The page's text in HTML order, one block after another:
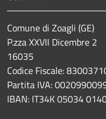
Comune di Zoagli (GE)
P.zza XXVII Dicembre 2
16035
Codice Fiscale:
Partita IVA:
IBAN: IT34K 05034